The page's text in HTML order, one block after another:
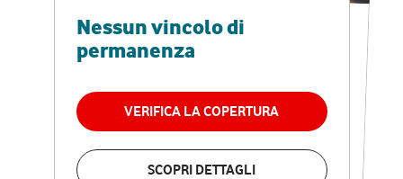
Nessun vincolo di
permanenza
VERIFICA LA COPERTURA
SCOPRI DETTAGLI
RETE FISSA + VODAFONE CLUB
29,95€
permanenza
VERIFICA LA COPERTURA